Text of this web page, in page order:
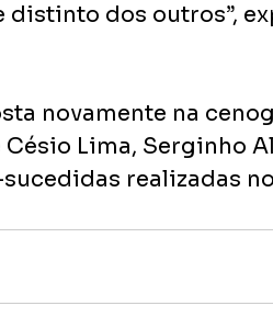
dos outros”,
novamente na
Lima, Serginho
realizadas